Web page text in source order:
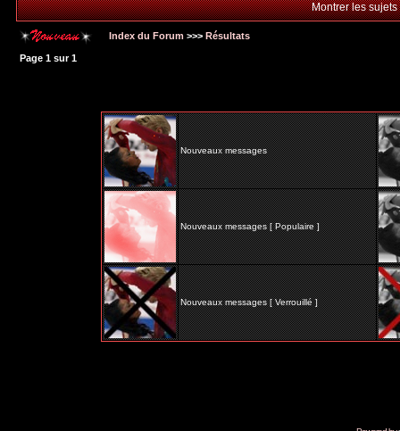
Montrer les
Index du Forum >>> Résultats
Page 1 sur1
Nouveaux messages
Nouveaux messages [ Populaire ]
Nouveaux messages [ Verrouillé ]